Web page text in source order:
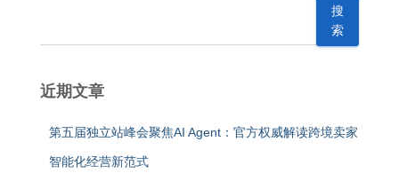
搜
索
近期文章
第五届独立站峰会聚焦AI Agent：官方权威解读跨境卖家
智能化经营新范式